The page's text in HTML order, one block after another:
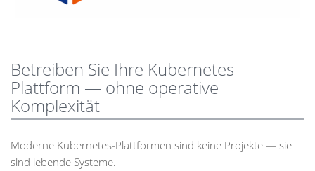
Betreiben Sie Ihre Kubernetes-
Plattform — ohne operative
Komplexität
Moderne Kubernetes-Plattformen sind keine Projekte — sie
sind lebende Systeme.